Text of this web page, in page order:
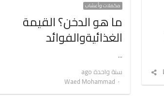
شارك
مكملات وأعشاب
ما هو الدخن؟ القيمة
الغذائيةوالفوائد
…
سنة واحدة ago
Author
Waed Mohammad